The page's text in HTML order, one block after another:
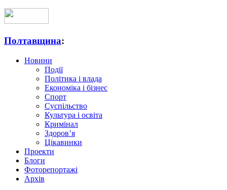
Полтавщина:
Новини
Події
Політика і влада
Економіка і бізнес
Спорт
Суспільство
Культура і освіта
Кримінал
Здоров’я
Цікавинки
Проекти
Блоги
Фоторепортажі
Архів